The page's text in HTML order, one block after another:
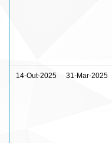
14-Out-2025 31-Mar-2025